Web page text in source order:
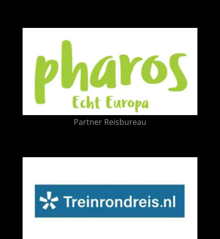
Partner Reisbureau